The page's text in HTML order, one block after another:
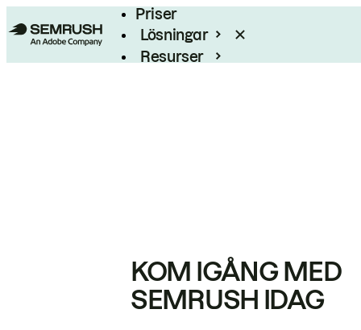
Priser
Lösningar
Resurser
KOM IGÅNG MED
SEMRUSH IDAG